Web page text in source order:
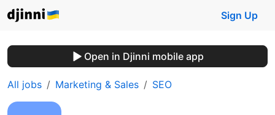
Sign Up
Open in Djinni mobile app
All jobs Marketing & Sales SEO